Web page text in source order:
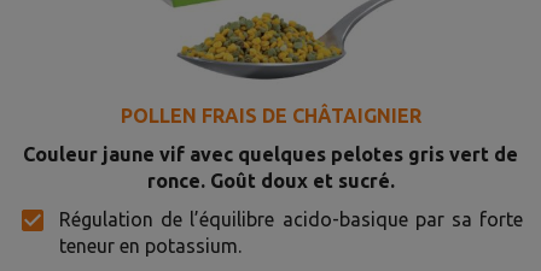
POLLEN FRAIS DE CHÂTAIGNIER
Couleur jaune vif avec quelques pelotes gris vert de
ronce. Goût doux et sucré.
Régulation de l’équilibre acido-basique par sa forte
teneur en potassium.